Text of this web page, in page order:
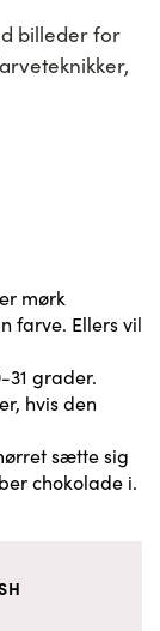
billeder for
mørk
farve. Ellers vil
31 grader.
hvis den
sætte sig
chokolade i.